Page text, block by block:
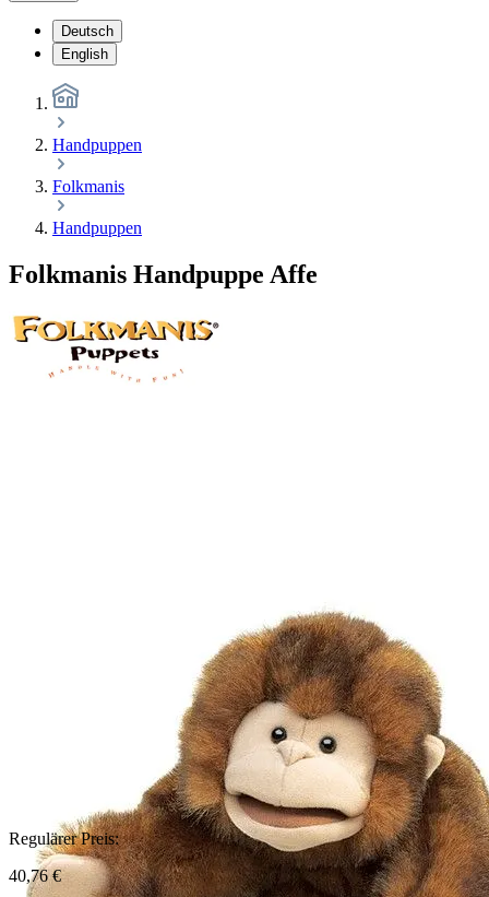
Deutsch
English
Handpuppen
Folkmanis
Handpuppen
Folkmanis Handpuppe Affe
Regulärer Preis:
40,76 €